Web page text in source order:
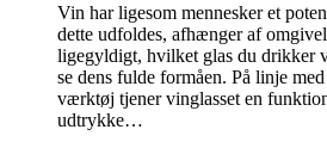
Vin har ligesom mennesker et
dette udfoldes, afhænger af
ligegyldigt, hvilket glas du drikker
se dens fulde formåen. På linje
værktøj tjener vinglasset en
udtrykke…